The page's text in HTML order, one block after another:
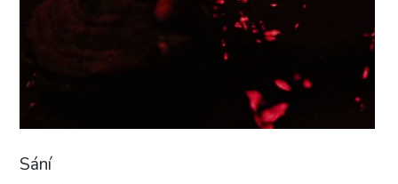
Sání